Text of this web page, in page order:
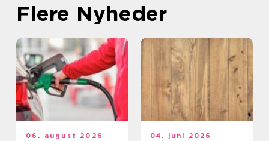
Flere Nyheder
06. august 2026 04. juni 2026